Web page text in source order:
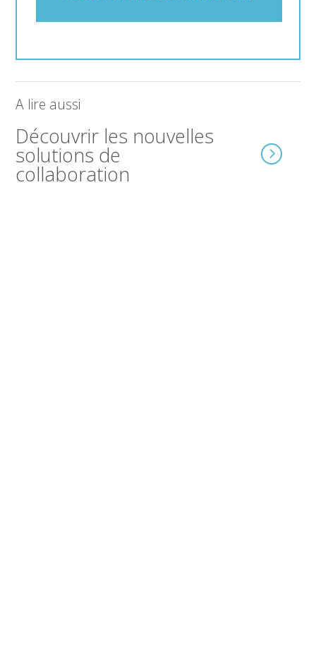
A lire aussi
Découvrir les nouvelles
solutions de
collaboration